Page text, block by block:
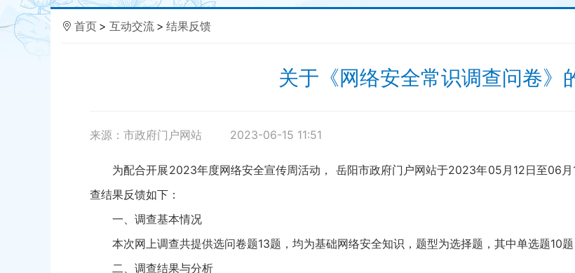
首页 > 互动交流 > 结果反馈
关于《网络安全常识调查问卷》
来源：市政府门户网站 2023-06-15 11:51
为配合开展2023年度网络安全宣传周活动， 岳阳市政府门户网站于2023年05月12日至06月
查结果反馈如下：
一、调查基本情况
本次网上调查共提供选问卷题13题，均为基础网络安全知识，题型为选择题，其中单选题10题
二、调查结果与分析